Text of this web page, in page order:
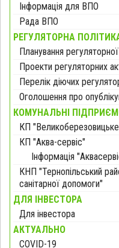
Інформація для ВПО
Рада ВПО
РЕГУЛЯТОРНА
Планування регуляторної
Проекти регуляторних
Перелік діючих
Оголошення про
КОМУНАЛЬНІ
КП
КП "Аква-сервіс"
Інформація
КНП "Тернопільський
санітарної допомоги"
ДЛЯ ІНВЕСТОРА
Для інвестора
АКТУАЛЬНО
COVID-19